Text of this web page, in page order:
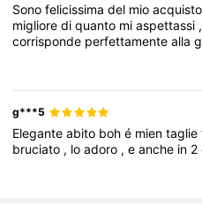
Sonofelicissimadel mioacquisto
migliorediquanto miaspettassi ,
corrisponde perfettamentealla
complimentiquandoloindosso.
qualit
à/ prezzo
g***5
Eleganteabito bohé mientaglie
bruciato , loadoro ,eanche in 2